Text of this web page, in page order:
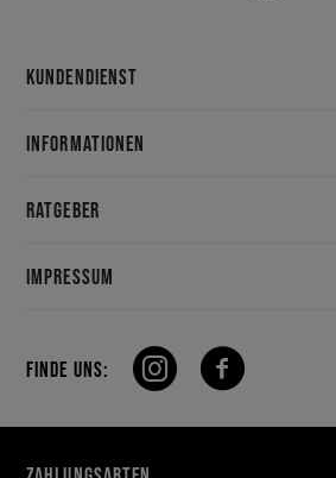
KUNDENDIENST
INFORMATIONEN
RATGEBER
IMPRESSUM
FINDE UNS: